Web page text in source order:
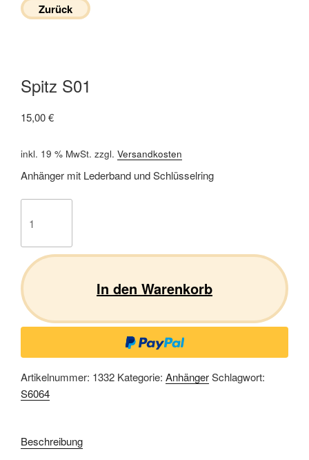
Zurück
Spitz S01
15,00€
inkl. 19 % MwSt. zzgl. Versandkosten
Anhänger mit Lederband und Schlüsselring
S01
In den Warenkorb
Artikelnummer: 1332 Kategorie: AnhängerSchlagwort:
S6064
Beschreibung